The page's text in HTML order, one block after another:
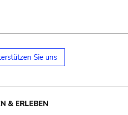
Sie uns
& ERLEBEN